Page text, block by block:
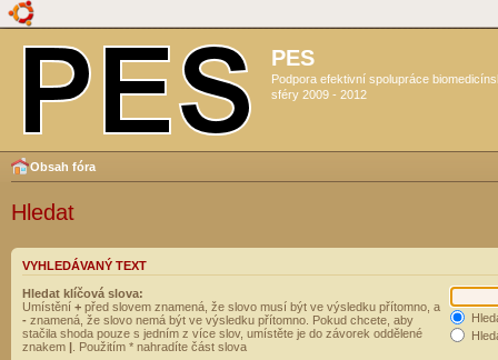
PES
Podpora efektivní spolupráce
sféry 2009 - 2012
Obsah fóra
Hledat
VYHLEDÁVANÝ TEXT
Hledat klíčová slova:
Umístění + před slovem znamená, že slovo musí být ve výsledku přítomno, a
- znamená, že slovo nemá být ve výsledku přítomno. Pokud chcete, aby
stačila shoda pouze s jedním z více slov, umístěte je do závorek oddělené
znakem | . Použitím * nahradíte část slova